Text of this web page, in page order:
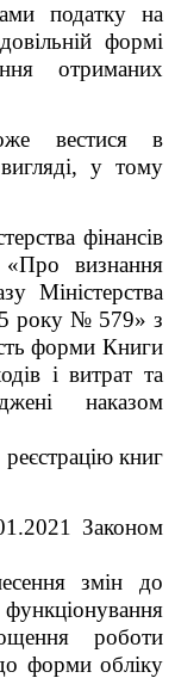
податку на
формі
отриманих
вестися в
у тому
фінансів
визнання
Міністерства
року № 579» з
форми Книги
і витрат та
наказом
книг
Законом
змін до
роботи
форми обліку